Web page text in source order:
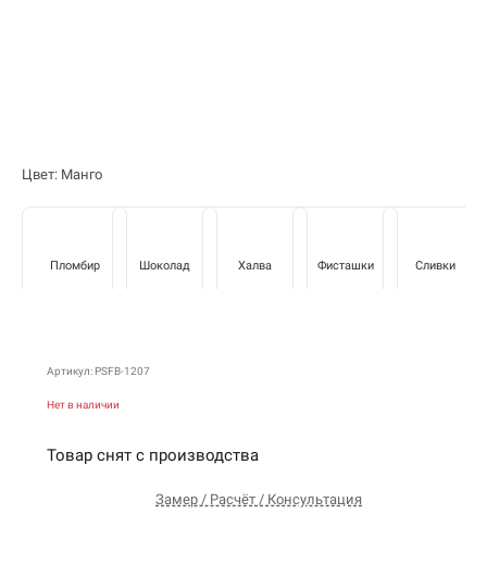
Цвет: Манго
Пломбир Шоколад Халва Фисташки Сливки
Артикул: PSFB-1207
Нет в наличии
Товар снят с производства
Замер / Расчёт / Консультация